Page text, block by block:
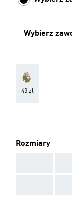
Wybierz
43 zł
Rozmiary